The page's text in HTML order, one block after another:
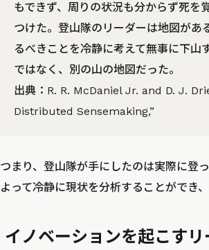
もできず、周りの状況も分からず死を
つけた。登山隊のリーダーは地図があ
るべきことを冷静に考えて無事に下山
ではなく、別の山の地図だった。
出典：R. R. McDaniel Jr. and D. J.
Distributed Sensemaking,”
つまり、登山隊が手にしたのは実際に登
よって冷静に現状を分析することができ
イノベーションを起こす